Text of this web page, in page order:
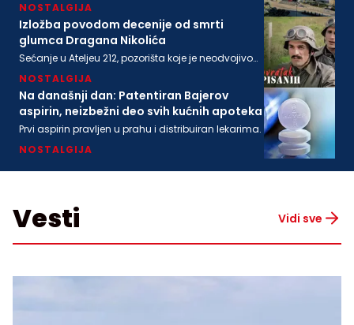
Matice srpske
NOSTALGIJA
Izložba povodom decenije od smrti
glumca Dragana Nikolića
Sećanje u Ateljeu 212, pozorišta koje je neodvojivo
NOSTALGIJA
Na današnji dan: Patentiran Bajerov
aspirin, neizbežni deo svih kućnih apoteka
Prvi aspirin pravljen u prahu i distribuiran lekarima.
NOSTALGIJA
Vesti Vidi sve